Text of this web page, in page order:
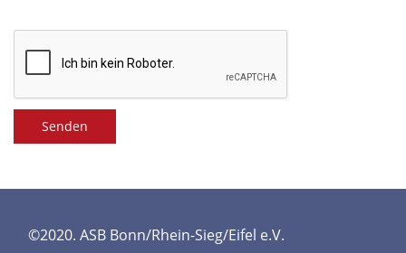
Senden
©2020. ASB Bonn/Rhein-Sieg/Eifel e.V.